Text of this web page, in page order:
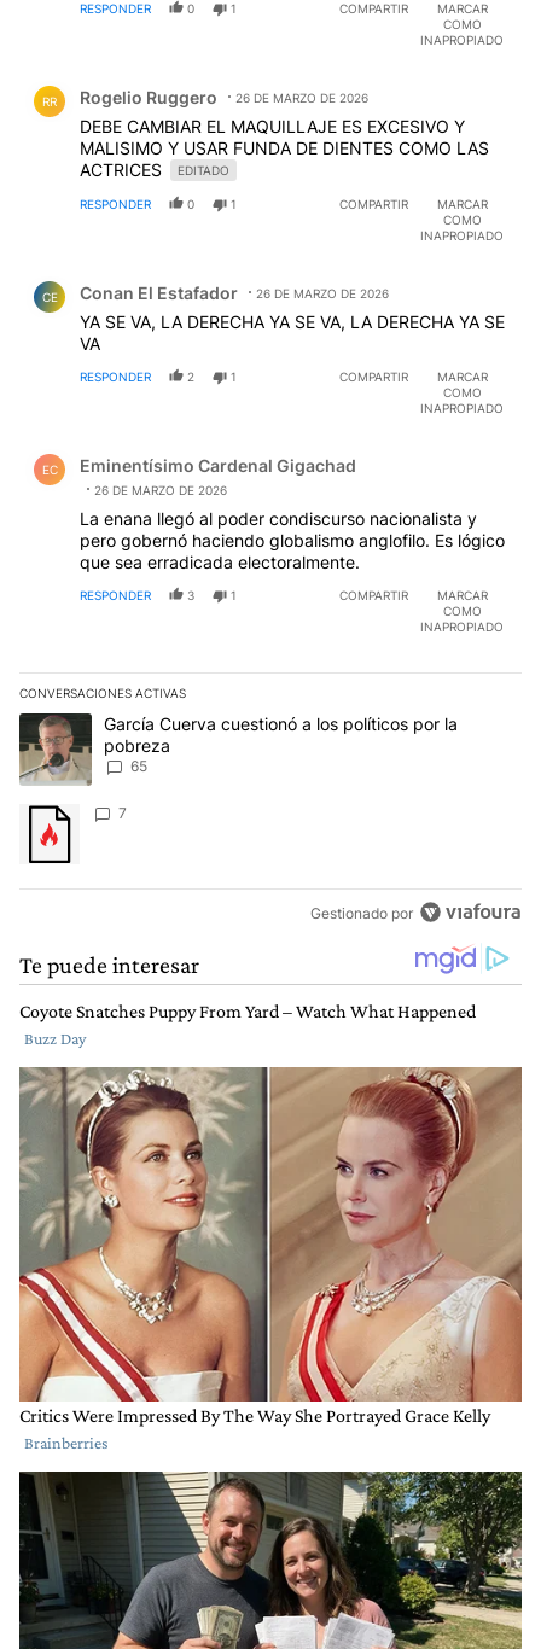
RESPONDER 0 1 COMPARTIR
MARCAR
COMO
INAPROPIADO
RR Rogelio Ruggero 26 DE MARZO DE 2026
DEBE CAMBIAR EL MAQUILLAJE ES EXCESIVO Y
MALISIMO Y USAR FUNDA DE DIENTES COMO LAS
ACTRICES
EDITADO
RESPONDER 0 1 COMPARTIR
MARCAR
COMO
INAPROPIADO
CE Conan El Estafador 26 DE MARZO DE 2026
YA SE VA, LA DERECHA YA SE VA, LA DERECHA YA SE
VA
RESPONDER 2 1 COMPARTIR
MARCAR
COMO
INAPROPIADO
EC Eminentísimo Cardenal Gigachad
26 DE MARZO DE 2026
La enana llegó al poder condiscurso nacionalista y
pero gobernó haciendo globalismo anglofilo. Es lógico
que sea erradicada electoralmente.
RESPONDER 3 1 COMPARTIR
MARCAR
COMO
INAPROPIADO
CONVERSACIONES ACTIVAS
Este listado muestra los artículos con más comentarios en los
Un artículo de tendencia con el título "García Cuerva cuestionó
García Cuerva cuestionó a los políticos por la
pobreza
65
Un artículo de tendencia con el título "" con 7 comentarios.
7
Gestionado por